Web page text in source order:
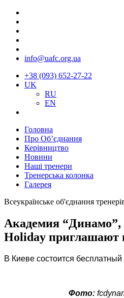
info@uafc.org.ua
+38 (093) 652-27-22
UK
RU
EN
Головна
Про Об’єднання
Керівництво
Новини
Наші тренери
Тренерська колонка
Галерея
Всеукраїнське об'єднання
Академия
Holiday приглашают
В Киеве состоится
Фото: